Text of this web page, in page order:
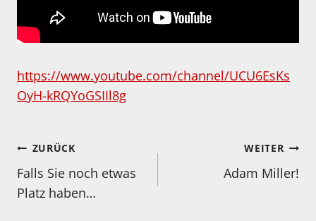
https://www.youtube.com/channel/UCU6EsKs
OyH-kRQYoGSIIl8g
Beitragsnavigation
ZURÜCK
Falls Sie noch etwas
Platz haben…
WEITER
Adam Miller!